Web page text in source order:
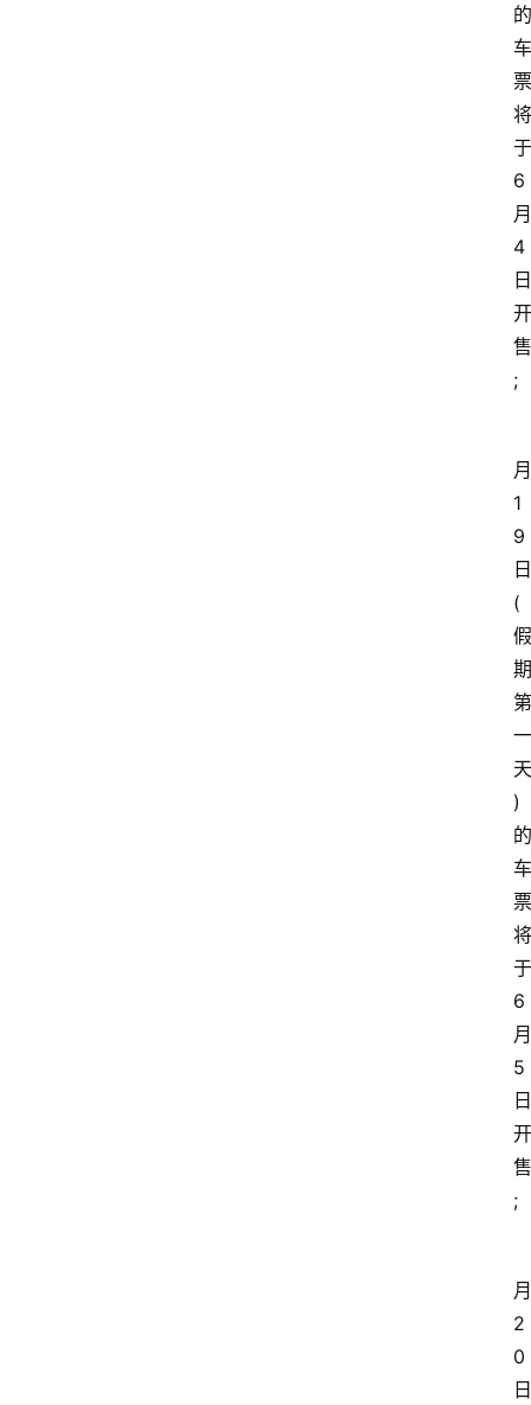
的
车
票
将
于
6
月
4
日
开
售
;
月
1
9
日
(
假
期
第
一
天
)
的
车
票
将
于
6
月
5
日
开
售
;
月
2
0
日